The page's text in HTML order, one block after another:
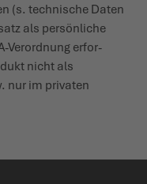
(s. tech­nische Daten
als persönliche
Verordnung erfor­
nicht als
nur im privaten